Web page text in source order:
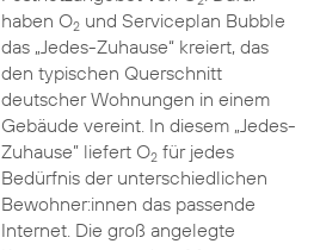
haben O2und Serviceplan Bubble
das „Jedes-Zuhause“ kreiert, das
den typischen Querschnitt
deutscher Wohnungen in einem
Gebäude vereint. In diesem „Jedes-
Zuhause” liefert O2für jedes
Bedürfnis der unterschiedlichen
Bewohner:innen das passende
Internet. Die groß angelegte